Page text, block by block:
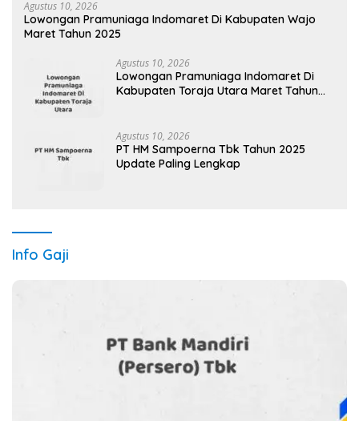
Agustus 10, 2026
Lowongan Pramuniaga Indomaret Di Kabupaten Wajo
Maret Tahun 2025
Agustus 10, 2026
Lowongan Pramuniaga Indomaret Di
Kabupaten Toraja Utara Maret Tahun
Agustus 10, 2026
PT HM Sampoerna Tbk Tahun 2025
Update Paling Lengkap
Info Gaji